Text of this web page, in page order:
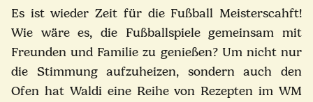
Es ist wieder Zeit für die Fußball Meisterscahft!
Wie wäre es, die Fußballspiele gemeinsam mit
Freunden und Familie zu genießen? Um nicht nur
die Stimmung aufzuheizen, sondern auch den
Ofen hat Waldi eine Reihe von Rezepten im WM